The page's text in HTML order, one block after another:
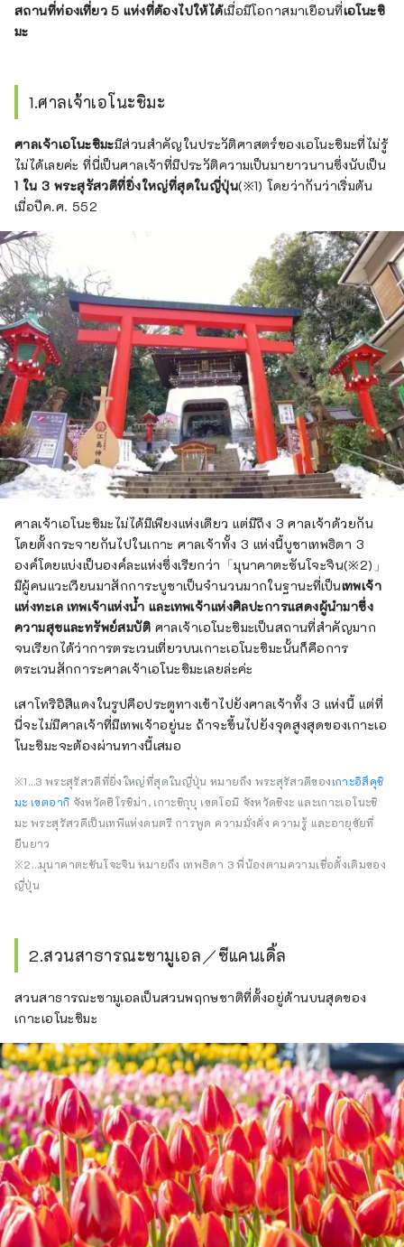
สถานที่ท่องเที่ยว 5 แห่งที่ต้องไปให้ได้เมื่อมีโอกาสมาเยือนที่เอโนะชิ
มะ
1.ศาลเจ้าเอโนะชิมะ
ศาลเจ้าเอโนะชิมะมีส่วนสำคัญในประวัติศาสตร์ของเอโนะชิมะที่ไม่รู้
ไม่ได้เลยค่ะ ที่นี่เป็นศาลเจ้าที่มีประวัติความเป็นมายาวนานซึ่งนับเป็น
1 ใน 3 พระสุรัสวดีที่ยิ่งใหญ่ที่สุดในญี่ปุ่น(※1) โดยว่ากันว่าเริ่มต้น
เมื่อปีค.ศ. 552
ศาลเจ้าเอโนะชิมะไม่ได้มีเพียงแห่งเดียว แต่มีถึง 3 ศาลเจ้าด้วยกัน
โดยตั้งกระจายกันไปในเกาะ ศาลเจ้าทั้ง 3 แห่งนี้บูชาเทพธิดา 3
องค์โดยแบ่งเป็นองค์ละแห่งซึ่งเรียกว่า「มุนาคาตะซันโจะจิน(※2)」
มีผู้คนแวะเวียนมาสักการะบูชาเป็นจำนวนมากในฐานะที่เป็นเทพเจ้า
แห่งทะเล เทพเจ้าแห่งน้ำ และเทพเจ้าแห่งศิลปะการแสดงผู้นำมาซึ่ง
ความสุขและทรัพย์สมบัติ ศาลเจ้าเอโนะชิมะเป็นสถานที่สำคัญมาก
จนเรียกได้ว่าการตระเวนเที่ยวบนเกาะเอโนะชิมะนั้นก็คือการ
ตระเวนสักการะศาลเจ้าเอโนะชิมะเลยล่ะค่ะ
เสาโทริอิสีแดงในรูปคือประตูทางเข้าไปยังศาลเจ้าทั้ง 3 แห่งนี้ แต่ที่
นี่จะไม่มีศาลเจ้าที่มีเทพเจ้าอยู่นะ ถ้าจะขึ้นไปยังจุดสูงสุดของเกาะเอ
โนะชิมะจะต้องผ่านทางนี้เสมอ
※1…3 พระสุรัสวดีที่ยิ่งใหญ่ที่สุดในญี่ปุ่น หมายถึง พระสุรัสวดีของเกาะอิสึคุชิ
มะ เขตอากิ จังหวัดฮิโรชิม่า, เกาะชิกุบุ เขตโอมิ จังหวัดชิงะ และเกาะเอโนะชิ
มะ พระสุรัสวดีเป็นเทพีแห่งดนตรี การพูด ความมั่งคั่ง ความรู้ และอายุขัยที่
ยืนยาว
※2…มุนาคาตะซันโจะจิน หมายถึง เทพธิดา 3 พี่น้องตามความเชื่อดั้งเดิมของ
ญี่ปุ่น
2.สวนสาธารณะซามูเอล／ซีแคนเดิ้ล
สวนสาธารณะซามูเอลเป็นสวนพฤกษชาติที่ตั้งอยู่ด้านบนสุดของ
เกาะเอโนะชิมะ